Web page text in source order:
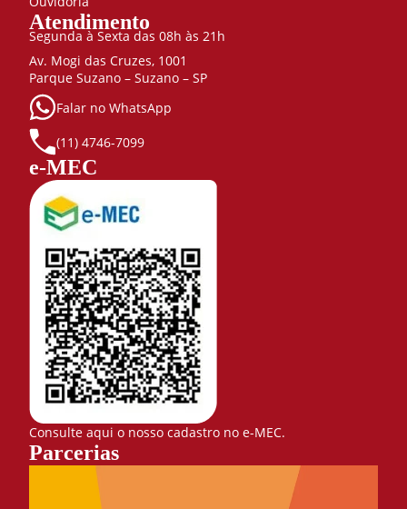
Atendimento
Segunda à Sexta das 08h às 21h
Av. Mogi das Cruzes, 1001
Parque Suzano – Suzano – SP
Falar no WhatsApp
(11) 4746-7099
e-MEC
Consulte aqui o nosso cadastro no e-MEC.
Parcerias